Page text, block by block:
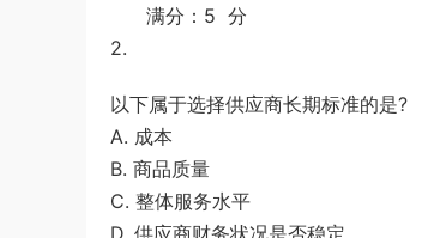
满分：5 分
2.
以下属于选择供应商长期标准的是?
A. 成本
B. 商品质量
C. 整体服务水平
D. 供应商财务状况是否稳定